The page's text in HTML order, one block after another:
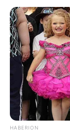
HABERION